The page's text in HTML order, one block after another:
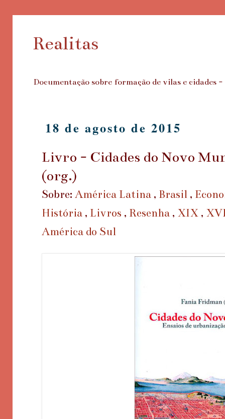
Realitas
Documentação sobre formação de vilas e
18 de agosto de 2015
Livro - Cidades do Novo
(org.)
Sobre: América Latina , Brasil ,
História , Livros , Resenha , XIX ,
América do Sul